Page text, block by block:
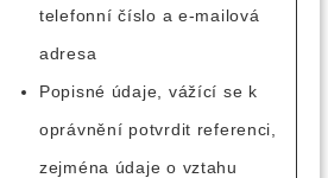
telefonní číslo a e-mailová
adresa
Popisné údaje, vážící se k
oprávnění potvrdit referenci,
zejména údaje o vztahu